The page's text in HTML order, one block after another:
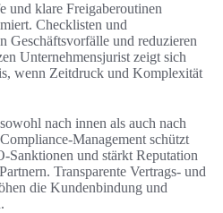
und klare Freigaberoutinen
Checklisten und
Geschäftsvorfälle und reduzieren
Unternehmensjurist zeigt sich
wenn Zeitdruck und Komplexität
nach innen als auch nach
Management schützt
und stärkt Reputation
Transparente Vertrags- und
die Kundenbindung und